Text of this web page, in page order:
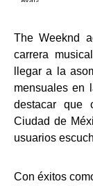
The Weeknd
carrera
llegar a la
mensuales en
destacar que
Ciudad de
usuarios
Con éxitos